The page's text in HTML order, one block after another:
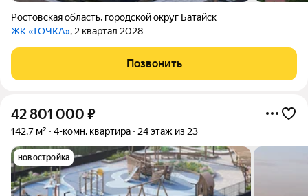
Ростовская область, городской округ Батайск
ЖК «ТОЧКА», 2 квартал 2028
Позвонить
42 801 000 ₽
142,7 м² 4-комн. квартира 24 этаж из 23
новостройка